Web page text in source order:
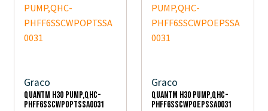
Graco
Quantm h30 PUMP,QHC-
PHFF6SSCWPOPTSSA0031
Graco
Quantm h30 PUMP,QHC-
PHFF6SSCWPOEPSSA0031